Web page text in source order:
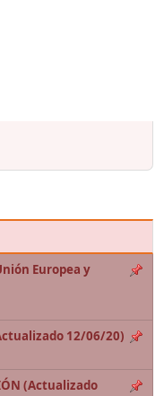
Europea y
12/06/20)
(Actualizado